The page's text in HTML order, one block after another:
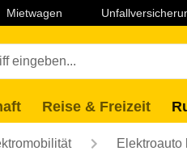
Mietwagen
Reise & Freizeit
Elektroauto